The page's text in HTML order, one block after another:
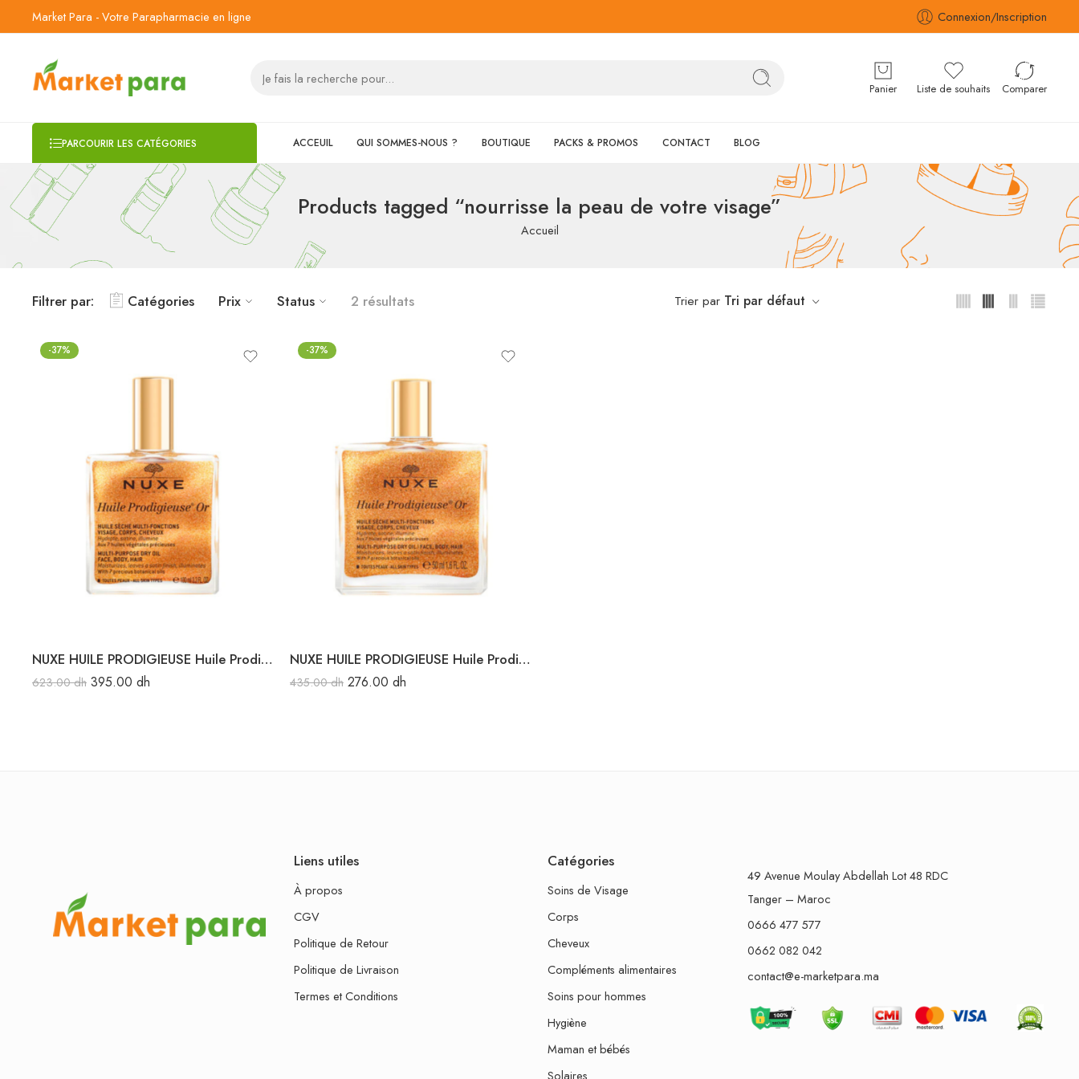
Market Para - Votre Parapharmacie en ligne Connexion/Inscription
Panier Liste de souhaits Comparer
PARCOURIR LES CATÉGORIES ACCEUIL QUI SOMMES-NOUS ? BOUTIQUE PACKS & PROMOS CONTACT BLOG
Products tagged “nourrisse la peau de votre visage”
Accueil
Filtrer par: Catégories Prix Status 2 résultats Trier par Tri par défaut
-37%
NUXE HUILE PRODIGIEUSE Huile Prodigieuse Or 100ML
623.00dh 395.00 dh
-37%
NUXE HUILE PRODIGIEUSE Huile Prodigieuse Or 50ML
435.00dh 276.00 dh
Liens utiles
À propos
CGV
Politique de Retour
Politique de Livraison
Termes et Conditions
Catégories
Soins de Visage
Corps
Cheveux
Compléments alimentaires
Soins pour hommes
Hygiène
Maman et bébés
Solaires
49 Avenue Moulay Abdellah Lot 48 RDC
Tanger – Maroc
0666 477 577
0662 082 042
contact@e-marketpara.ma